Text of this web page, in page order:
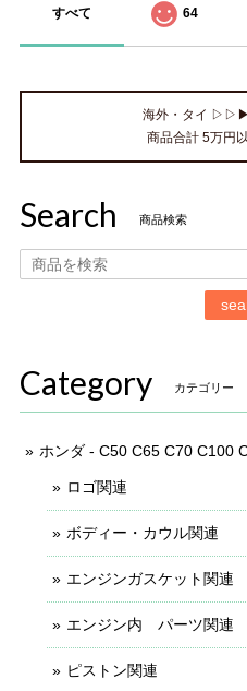
すべて 64
海外・タイ ▷▷▶
商品合計 5万円
Search 商品検索
Category カテゴリー
ホンダ - C50 C65 C70 C100
ロゴ関連
ボディー・カウル関連
エンジンガスケット関連
エンジン内 パーツ関連
ピストン関連